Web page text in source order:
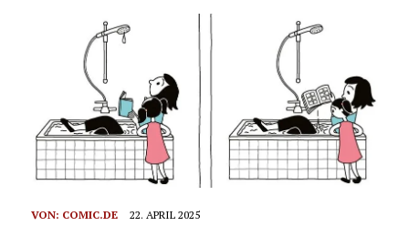
VON: COMIC.DE 22. APRIL 2025